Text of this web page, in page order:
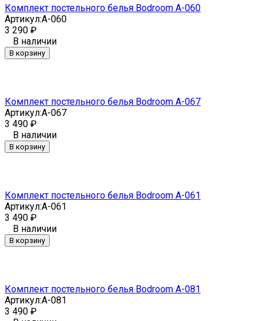
Комплект постельного белья Bodroom A-060
Артикул:A-060
3 290 ₽
В наличии
В корзину
Комплект постельного белья Bodroom A-067
Артикул:A-067
3 490 ₽
В наличии
В корзину
Комплект постельного белья Bodroom A-061
Артикул:A-061
3 490 ₽
В наличии
В корзину
Комплект постельного белья Bodroom A-081
Артикул:A-081
3 490 ₽